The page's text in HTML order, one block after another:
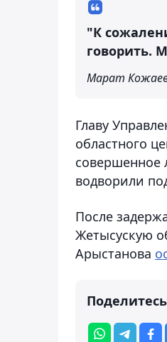
"К
говорить.
Марат
Главу
областного
совершенное
водворили
После
Жетысускую
Арыстанова